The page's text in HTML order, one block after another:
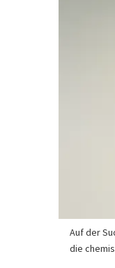
Auf der
die